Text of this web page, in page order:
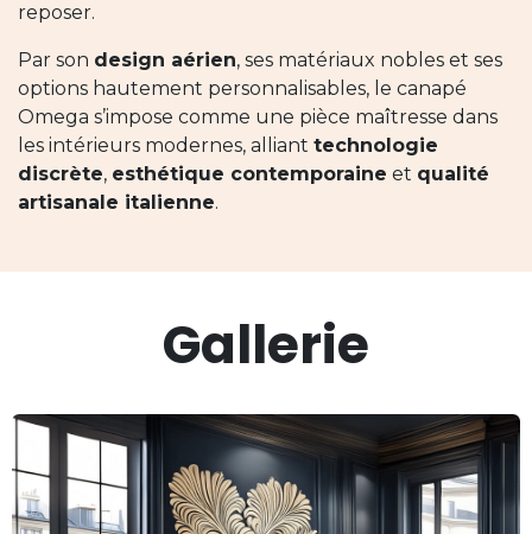
reposer.
Par son design aérien, ses matériaux nobles et ses
options hautement personnalisables, le canapé
Omega s’impose comme une pièce maîtresse dans
les intérieurs modernes, alliant technologie
discrète, esthétique contemporaine et qualité
artisanale italienne.
Gallerie